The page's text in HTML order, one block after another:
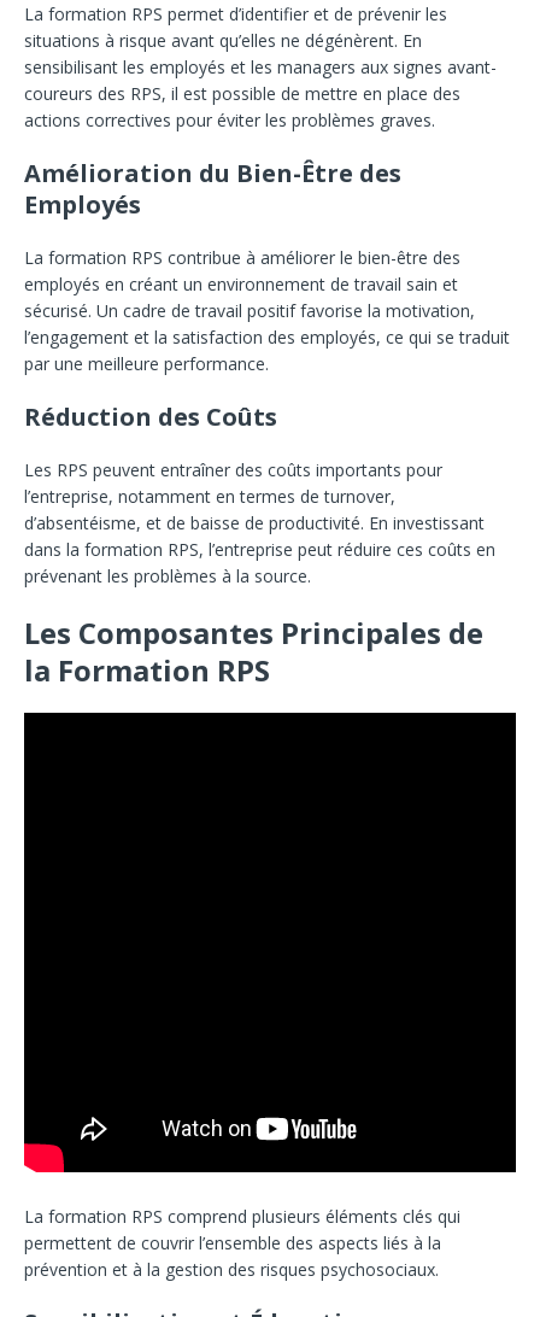
La formation RPS permet d’identifier et de prévenir les
situations à risque avant qu’elles ne dégénèrent. En
sensibilisant les employés et les managers aux signes avant-
coureurs des RPS, il est possible de mettre en place des
actions correctives pour éviter les problèmes graves.
Amélioration du Bien-Être des
Employés
La formation RPS contribue à améliorer le bien-être des
employés en créant un environnement de travail sain et
sécurisé. Un cadre de travail positif favorise la motivation,
l’engagement et la satisfaction des employés, ce qui se traduit
par une meilleure performance.
Réduction des Coûts
Les RPS peuvent entraîner des coûts importants pour
l’entreprise, notamment en termes de turnover,
d’absentéisme, et de baisse de productivité. En investissant
dans la formation RPS, l’entreprise peut réduire ces coûts en
prévenant les problèmes à la source.
Les Composantes Principales de
la Formation RPS
La formation RPS comprend plusieurs éléments clés qui
permettent de couvrir l’ensemble des aspects liés à la
prévention et à la gestion des risques psychosociaux.